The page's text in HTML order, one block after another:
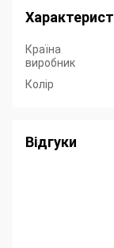
Країна
виробник
Колір
Відгуки